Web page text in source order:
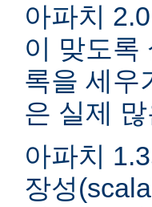
아파치
이 맞도록
록을 세우
은 실제
아파치
장성